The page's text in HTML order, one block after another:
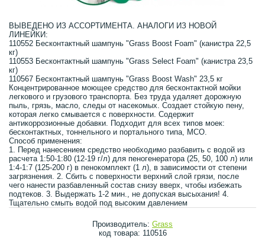
ВЫВЕДЕНО ИЗ АССОРТИМЕНТА. АНАЛОГИ ИЗ НОВОЙ
ЛИНЕЙКИ:
110552 Бесконтактный шампунь "Grass Boost Foam" (канистра 22,5
кг)
110553 Бесконтактный шампунь "Grass Select Foam" (канистра 23,5
кг)
110567 Бесконтактный шампунь "Grass Boost Wash" 23,5 кг
Концентрированное моющее средство для бесконтактной мойки
легкового и грузового транспорта. Без труда удаляет дорожную
пыль, грязь, масло, следы от насекомых. Создает стойкую пену,
которая легко смывается с поверхности. Содержит
антикоррозионные добавки. Подходит для всех типов моек:
бесконтактных, тоннельного и портального типа, МСО.
Способ применения:
1. Перед нанесением средство необходимо разбавить с водой из
расчета 1:50-1:80 (12-19 г/л) для пеногенератора (25, 50, 100 л) или
1:4-1:7 (125-200 г) в пенокомплект (1 л), в зависимости от степени
загрязнения. 2. Сбить с поверхности верхний слой грязи, после
чего нанести разбавленный состав снизу вверх, чтобы избежать
подтеков. 3. Выдержать 1-2 мин., не допуская высыхания! 4.
Тщательно смыть водой под высоким давлением
Производитель: Grass
код товара: 110516